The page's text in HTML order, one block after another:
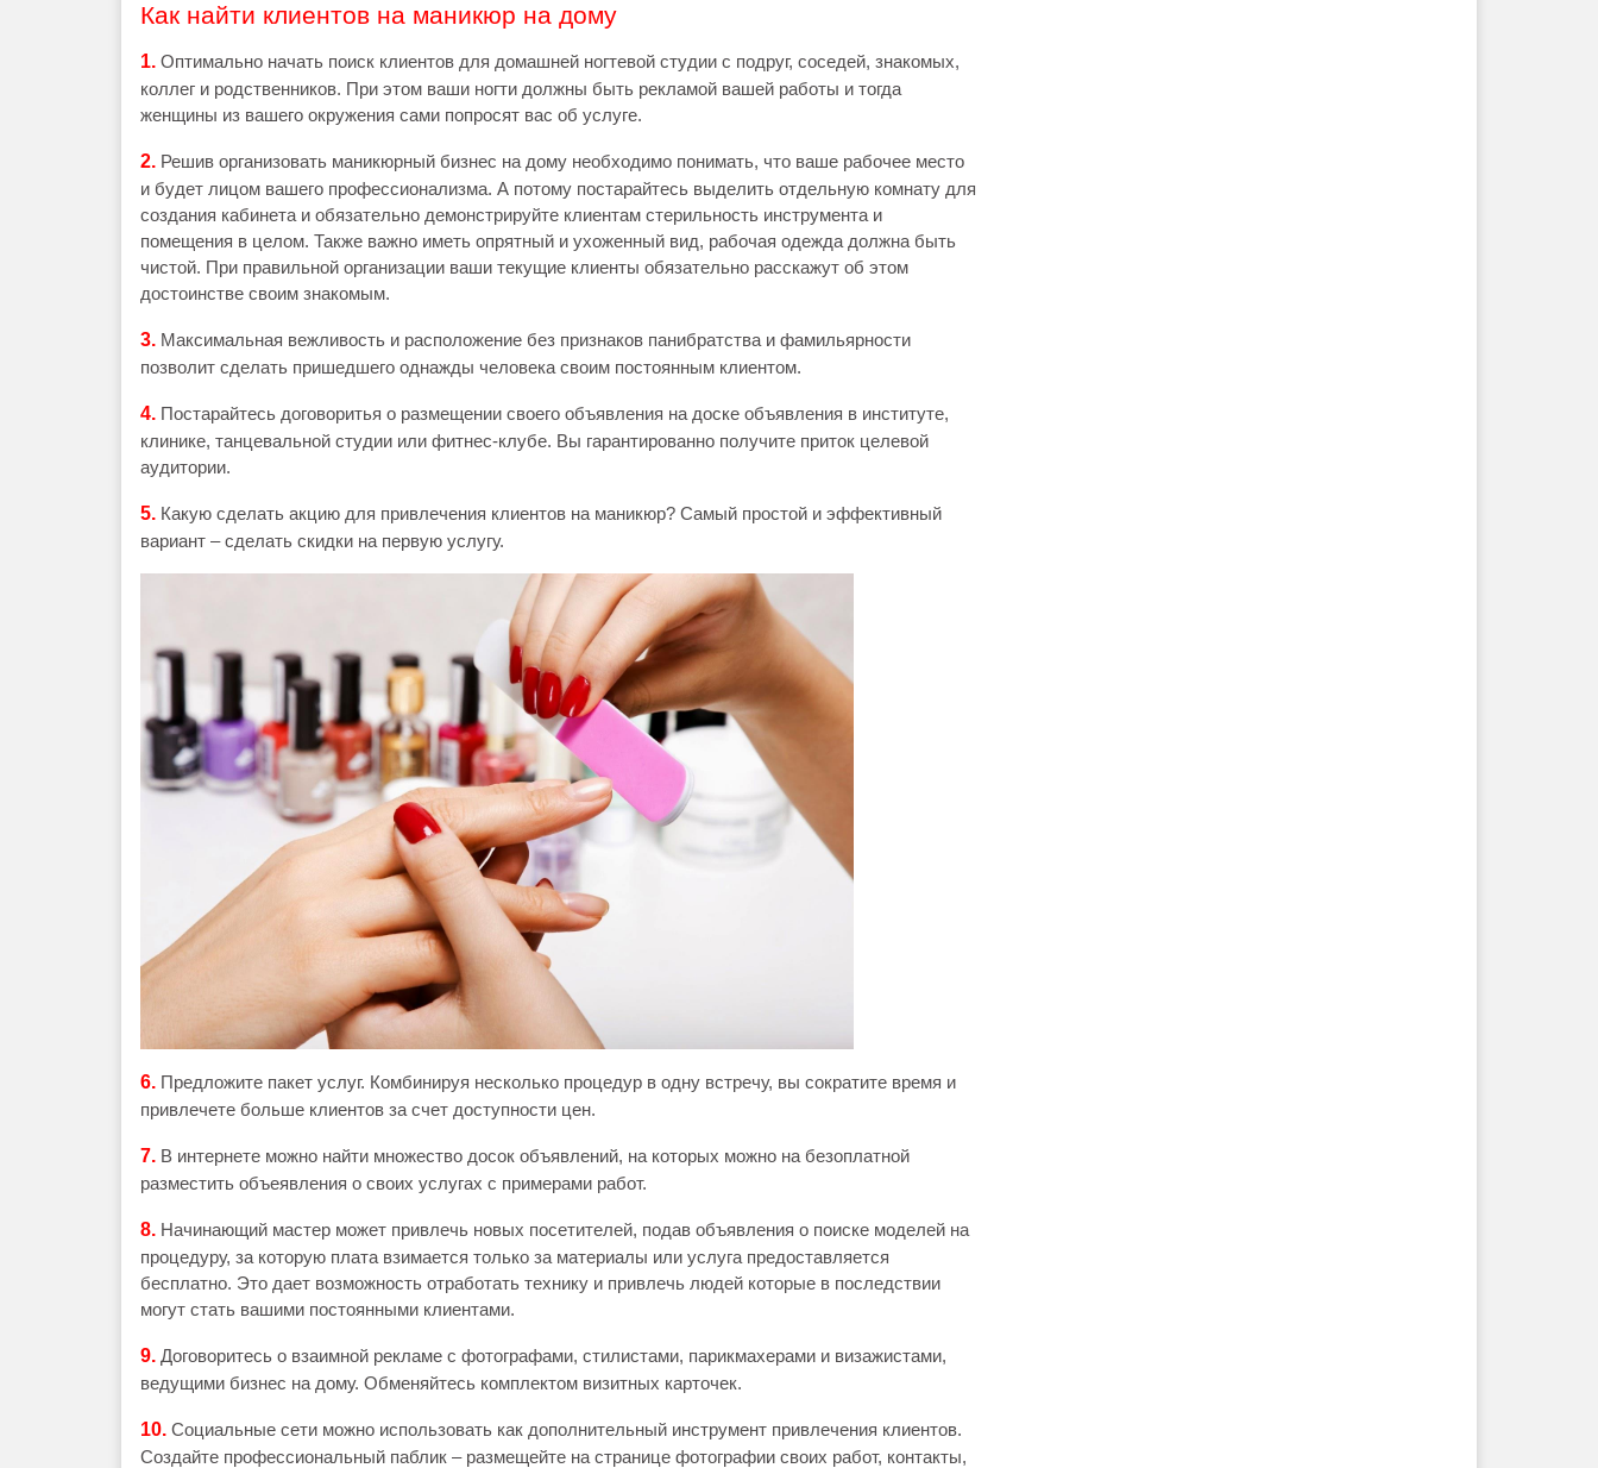
Как найти клиентов на маникюр на дому
1. Оптимально начать поиск клиентов для домашней ногтевой студии с подруг, соседей, знакомых,
коллег и родственников. При этом ваши ногти должны быть рекламой вашей работы и тогда
женщины из вашего окружения сами попросят вас об услуге.
2. Решив организовать маникюрный бизнес на дому необходимо понимать, что ваше рабочее место
и будет лицом вашего профессионализма. А потому постарайтесь выделить отдельную комнату для
создания кабинета и обязательно демонстрируйте клиентам стерильность инструмента и
помещения в целом. Также важно иметь опрятный и ухоженный вид, рабочая одежда должна быть
чистой. При правильной организации ваши текущие клиенты обязательно расскажут об этом
достоинстве своим знакомым.
3. Максимальная вежливость и расположение без признаков панибратства и фамильярности
позволит сделать пришедшего однажды человека своим постоянным клиентом.
4. Постарайтесь договоритья о размещении своего объявления на доске объявления в институте,
клинике, танцевальной студии или фитнес-клубе. Вы гарантированно получите приток целевой
аудитории.
5. Какую сделать акцию для привлечения клиентов на маникюр? Самый простой и эффективный
вариант – сделать скидки на первую услугу.
6. Предложите пакет услуг. Комбинируя несколько процедур в одну встречу, вы сократите время и
привлечете больше клиентов за счет доступности цен.
7. В интернете можно найти множество досок объявлений, на которых можно на безоплатной
разместить объеявления о своих услугах с примерами работ.
8. Начинающий мастер может привлечь новых посетителей, подав объявления о поиске моделей на
процедуру, за которую плата взимается только за материалы или услуга предоставляется
бесплатно. Это дает возможность отработать технику и привлечь людей которые в последствии
могут стать вашими постоянными клиентами.
9. Договоритесь о взаимной рекламе с фотографами, стилистами, парикмахерами и визажистами,
ведущими бизнес на дому. Обменяйтесь комплектом визитных карточек.
10. Социальные сети можно использовать как дополнительный инструмент привлечения клиентов.
Создайте профессиональный паблик – размещейте на странице фотографии своих работ, контакты,